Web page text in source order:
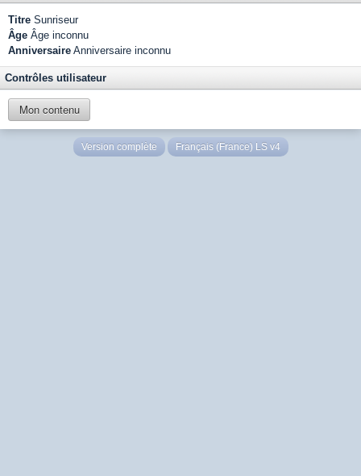
Titre Sunriseur
Âge Âge inconnu
Anniversaire Anniversaire inconnu
Contrôles utilisateur
Mon contenu
Version complète Français (France) LS v4